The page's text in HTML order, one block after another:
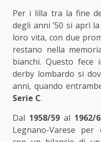
Per i lilla tra la fine
degli anni ’50 si aprì
loro vita, con due
restano nella
bianchi. Questo
derby lombardo si
anni, quando
Serie C.
Dal 1958/59al 1962/
Legnano-Varese per